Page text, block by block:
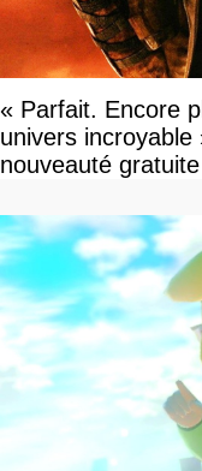
« Parfait. Encore
univers
nouveauté